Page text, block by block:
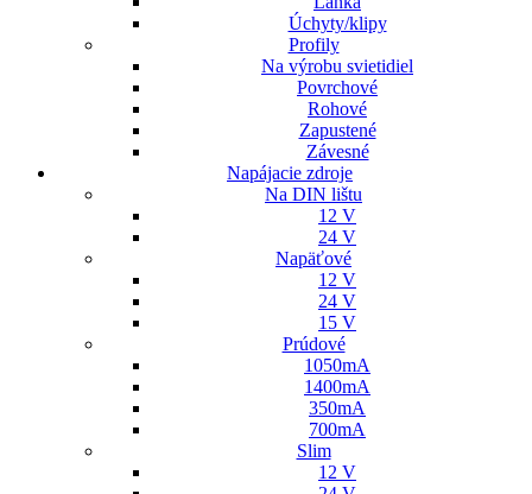
Úchyty/klipy
Profily
Na výrobu svietidiel
Povrchové
Rohové
Zapustené
Závesné
Napájacie zdroje
Na DIN lištu
12 V
24 V
Napäťové
12 V
24 V
15 V
Prúdové
1050mA
1400mA
350mA
700mA
Slim
12 V